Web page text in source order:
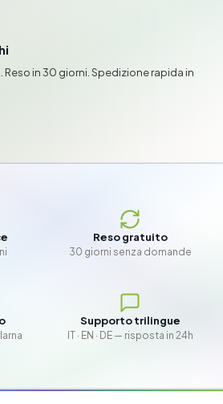
Reso in 30 giorni. Spedizione rapida in
Reso gratuito
30 giorni senza domande
Supporto trilingue
IT · EN · DE — risposta in 24h